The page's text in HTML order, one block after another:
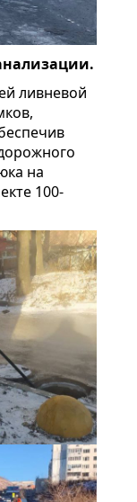
ливневой
на
100-